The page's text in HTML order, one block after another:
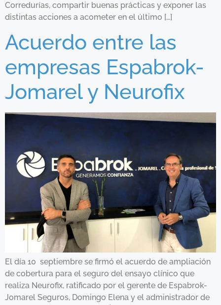
Corredurías, compartir buenas prácticas y exponer las
distintas acciones a acometer en el último […]
Acuerdo entre las
empresas Espabrok-
Jomarel y Neurofix
El día 10 septiembre se firmó el acuerdo de ampliación
de cobertura para el seguro del ensayo clínico que
realiza Neurofix, ratificado por el gerente de Espabrok-
Jomarel Seguros, Domingo Elena y el administrador de